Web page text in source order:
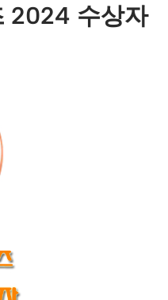
2024 수상자